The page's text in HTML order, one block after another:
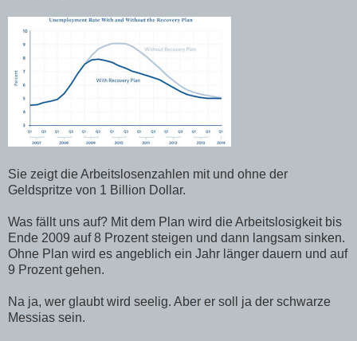
Sie zeigt die Arbeitslosenzahlen mit und ohne der
Geldspritze von 1 Billion Dollar.
Was fällt uns auf? Mit dem Plan wird die Arbeitslosigkeit bis
Ende 2009 auf 8 Prozent steigen und dann langsam sinken.
Ohne Plan wird es angeblich ein Jahr länger dauern und auf
9 Prozent gehen.
Na ja, wer glaubt wird seelig. Aber er soll ja der schwarze
Messias sein.